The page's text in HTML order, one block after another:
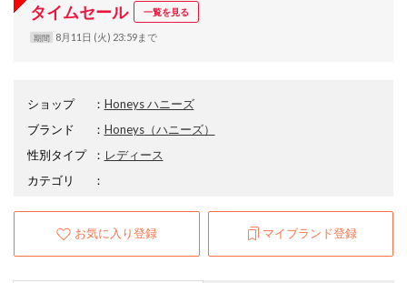
タイムセール 一覧を見る
期間 8月11日 (火) 23:59まで
ショップ ： Honeys ハニーズ
ブランド
： Honeys（ハニーズ）
性別タイプ
： レディース
カテゴリ
：
お気に入り登録 マイブランド登録